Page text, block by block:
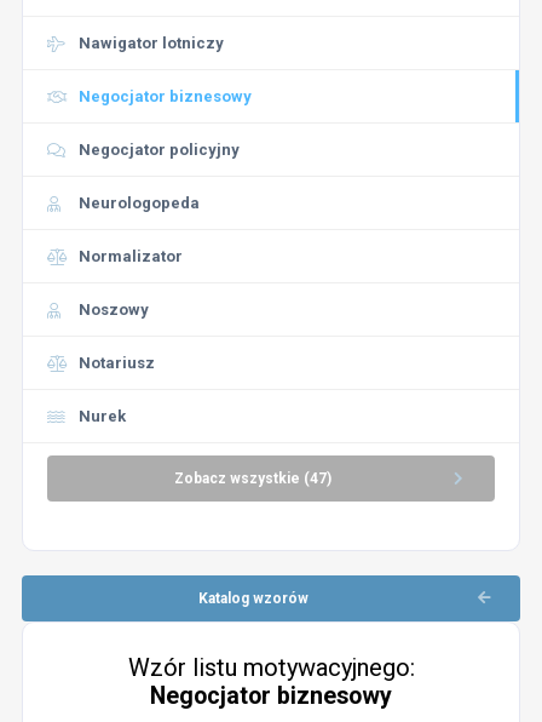
Nawigator lotniczy
Negocjator biznesowy
Negocjator policyjny
Neurologopeda
Normalizator
Noszowy
Notariusz
Nurek
Zobacz wszystkie (47)
Katalog wzorów
Wzór listu motywacyjnego:
Negocjator biznesowy